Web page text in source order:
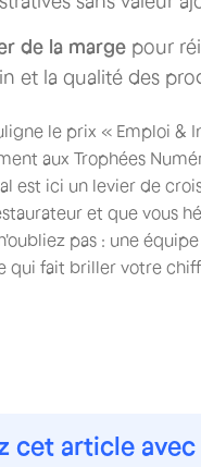
de la marge pour
et la qualité des
le prix « Emploi &
aux Trophées
est ici un levier de
et que vous
pas : une
qui fait briller votre
cet article avec